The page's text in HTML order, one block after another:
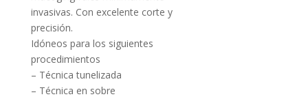
invasivas. Con excelente corte y
precisión.
Idóneos para los siguientes
procedimientos
– Técnica tunelizada
– Técnica en sobre